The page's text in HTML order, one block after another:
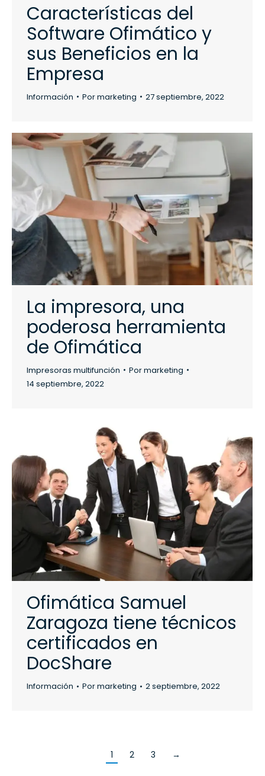
Características del
Software Ofimático y
sus Beneficios en la
Empresa
Información Pormarketing 27 septiembre, 2022
La impresora, una
poderosa herramienta
de Ofimática
Impresoras multifunción Pormarketing
14 septiembre, 2022
Ofimática Samuel
Zaragoza tiene técnicos
certificados en
DocShare
Información Pormarketing 2 septiembre, 2022
1 2 3 →